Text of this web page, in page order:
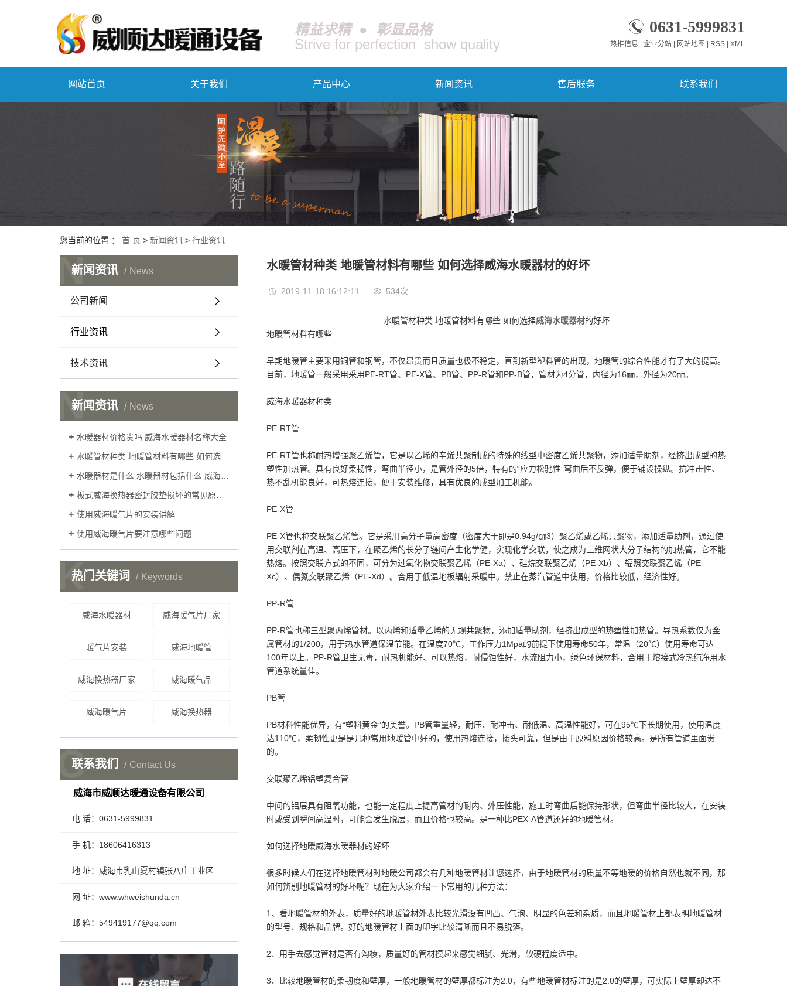
精益求精 ● 彰显品格
Strive for perfection show quality
0631-5999831
热推信息 企业分站 网站地图 RSS XML
网站首页 关于我们 产品中心 新闻资讯 售后服务 联系我们
您当前的位置 ： 首 页 > 新闻资讯 > 行业资讯
新闻资讯 News
N
公司新闻
行业资讯
技术资讯
新闻资讯 News
N
水暖器材价格贵吗 威海水暖器材名称大全
水暖管材种类 地暖管材料有哪些 如何选择威海水暖器材的好坏
水暖器材是什么 水暖器材包括什么 威海水暖器材配件分类
板式威海换热器密封胶垫损坏的常见原因分析
使用威海暖气片的安装讲解
使用威海暖气片要注意哪些问题
热门关键词 Keywords
K
威海水暖器材 威海暖气片厂家
暖气片安装 威海地暖管
威海换热器厂家 威海暖气品
威海暖气片 威海换热器
联系我们 Contact Us
C
威海市威顺达暖通设备有限公司
电 话：0631-5999831
手 机：18606416313
地 址：威海市乳山夏村镇张八庄工业区
网 址：www.whweishunda.cn
邮 箱：549419177@qq.com
水暖管材种类 地暖管材料有哪些 如何选择威海水暖器材的好坏
2019-11-18 16:12:11 534次
水暖管材种类 地暖管材料有哪些 如何选择威海水暖器材的好坏
地暖管材料有哪些
早期地暖管主要采用铜管和钢管，不仅昂贵而且质量也极不稳定，直到新型塑料管的出现，地暖管的综合性能才有了大的提高。
目前，地暖管一般采用采用PE-RT管、PE-X管、PB管、PP-R管和PP-B管，管材为4分管，内径为16㎜，外径为20㎜。
威海水暖器材种类
PE-RT管
PE-RT管也称耐热增强聚乙烯管，它是以乙烯的辛烯共聚制成的特殊的线型中密度乙烯共聚物，添加适量助剂，经挤出成型的热
塑性加热管。具有良好柔韧性，弯曲半径小，是管外径的5倍，特有的“应力松驰性”弯曲后不反弹，便于铺设操纵。抗冲击性、
热不乱机能良好，可热熔连接，便于安装维修，具有优良的成型加工机能。
PE-X管
PE-X管也称交联聚乙烯管。它是采用高分子量高密度（密度大于即是0.94g/㎝3）聚乙烯或乙烯共聚物，添加适量助剂，通过使
用交联剂在高温、高压下，在聚乙烯的长分子链间产生化学健，实现化学交联，使之成为三维网状大分子结构的加热管，它不能
热熔。按照交联方式的不同，可分为过氧化物交联聚乙烯（PE-Xa）、硅烷交联聚乙烯（PE-Xb）、辐照交联聚乙烯（PE-
Xc）、偶氮交联聚乙烯（PE-Xd）。合用于低温地板辐射采暖中。禁止在蒸汽管道中使用，价格比较低，经济性好。
PP-R管
PP-R管也称三型聚丙烯管材。以丙烯和适量乙烯的无规共聚物，添加适量助剂，经挤出成型的热塑性加热管。导热系数仅为金
属管材的1/200，用于热水管道保温节能。在温度70℃，工作压力1Mpa的前提下使用寿命50年，常温（20℃）使用寿命可达
100年以上。PP-R管卫生无毒，耐热机能好、可以热熔，耐侵蚀性好，水流阻力小，绿色环保材料，合用于熔接式冷热纯净用水
管道系统量佳。
PB管
PB材料性能优异，有“塑料黄金”的美誉。PB管重量轻，耐压、耐冲击、耐低温、高温性能好，可在95℃下长期使用，使用温度
达110℃，柔韧性更是是几种常用地暖管中好的，使用热熔连接，接头可靠，但是由于原料原因价格较高。是所有管道里面贵
的。
交联聚乙烯铝塑复合管
中间的铝层具有阻氧功能，也能一定程度上提高管材的耐内、外压性能，施工时弯曲后能保持形状，但弯曲半径比较大，在安装
时或受到瞬间高温时，可能会发生脱层，而且价格也较高。是一种比PEX-A管道还好的地暖管材。
如何选择地暖威海水暖器材的好坏
很多时候人们在选择地暖管材时地暖公司都会有几种地暖管材让您选择，由于地暖管材的质量不等地暖的价格自然也就不同，那
如何辨别地暖管材的好坏呢？现在为大家介绍一下常用的几种方法：
1、看地暖管材的外表，质量好的地暖管材外表比较光滑没有凹凸、气泡、明显的色差和杂质，而且地暖管材上都表明地暖管材
的型号、规格和品牌。好的地暖管材上面的印字比较清晰而且不易脱落。
2、用手去感觉管材是否有沟棱，质量好的管材摸起来感觉细腻、光滑，软硬程度适中。
3、比较地暖管材的柔韧度和壁厚，一般地暖管材的壁厚都标注为2.0，有些地暖管材标注的是2.0的壁厚，可实际上壁厚却达不